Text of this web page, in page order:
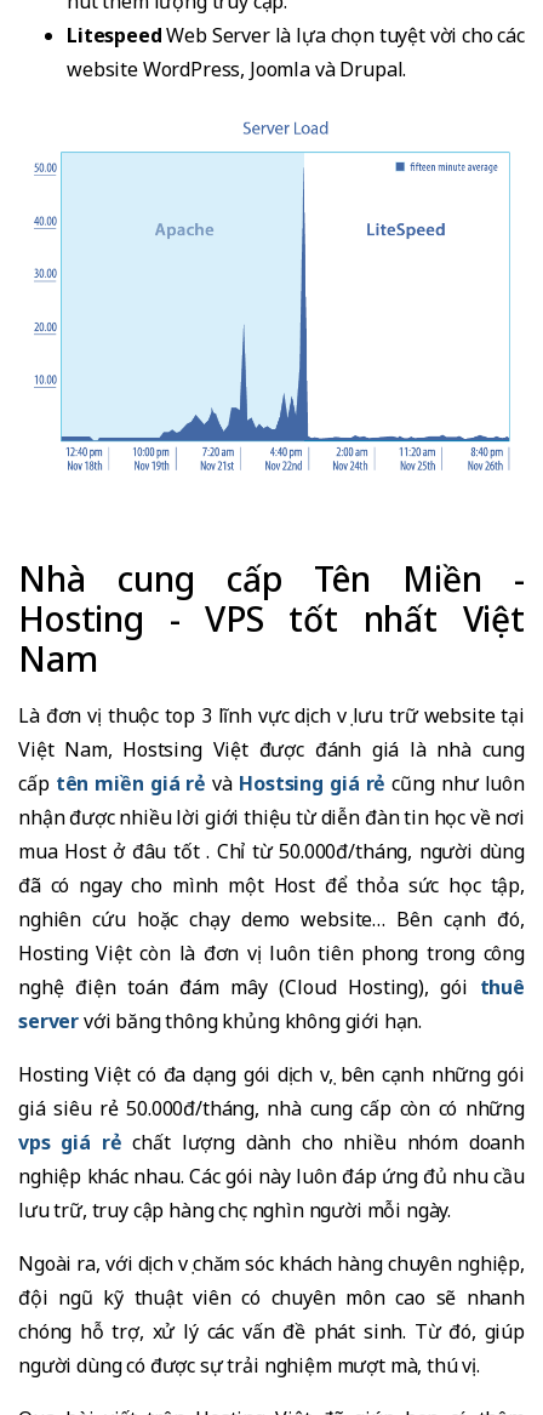
LitespeedWeb Server là lựa chọn tuyệt vời cho các
website WordPress, Joomla và Drupal.
Nhà cung cấp Tên Miền -
Hosting - VPS tốt nhất Việt
Nam
Là đơn vị thuộc top 3 lĩnh vực dịch vụ lưu trữ website tại
Việt Nam, Hostsing Việt được đánh giá là nhà cung
cấp tên miền giá rẻ và Hostsing giá rẻ cũng như luôn
nhận được nhiều lời giới thiệu từ diễn đàn tin học về nơi
mua Host ở đâu tốt . Chỉ từ 50.000đ/tháng, người dùng
đã có ngay cho mình một Host để thỏa sức học tập,
nghiên cứu hoặc chạy demo website… Bên cạnh đó,
Hosting Việt còn là đơn vị luôn tiên phong trong công
nghệ điện toán đám mây (Cloud Hosting), gói thuê
servervới băng thông khủng không giới hạn.
Hosting Việt có đa dạng gói dịch vụ, bên cạnh những gói
giá siêu rẻ 50.000đ/tháng, nhà cung cấp còn có những
vps giá rẻ chất lượng dành cho nhiều nhóm doanh
nghiệp khác nhau. Các gói này luôn đáp ứng đủ nhu cầu
lưu trữ, truy cập hàng chục nghìn người mỗi ngày.
Ngoài ra, với dịch vụ chăm sóc khách hàng chuyên nghiệp,
đội ngũ kỹ thuật viên có chuyên môn cao sẽ nhanh
chóng hỗ trợ, xử lý các vấn đề phát sinh. Từ đó, giúp
người dùng có được sự trải nghiệm mượt mà, thú vị.